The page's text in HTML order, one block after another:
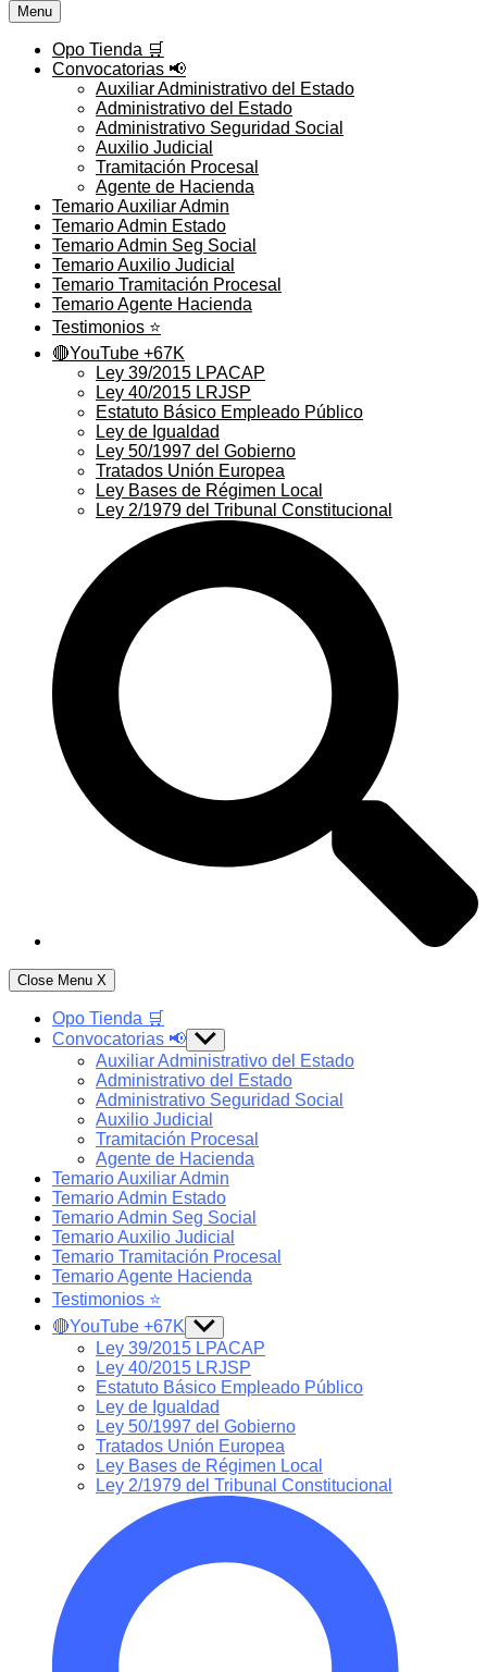
Menu
Opo Tienda 🛒
Convocatorias 📢
Auxiliar Administrativo del Estado
Administrativo del Estado
Administrativo Seguridad Social
Auxilio Judicial
Tramitación Procesal
Agente de Hacienda
Temario Auxiliar Admin
Temario Admin Estado
Temario Admin Seg Social
Temario Auxilio Judicial
Temario Tramitación Procesal
Temario Agente Hacienda
Testimonios ⭐️
🔴YouTube +67K
Ley 39/2015 LPACAP
Ley 40/2015 LRJSP
Estatuto Básico Empleado Público
Ley de Igualdad
Ley 50/1997 del Gobierno
Tratados Unión Europea
Ley Bases de Régimen Local
Ley 2/1979 del Tribunal Constitucional
Close Menu X
Opo Tienda 🛒
Convocatorias 📢 Show
sub
menu
Auxiliar Administrativo del Estado
Administrativo del Estado
Administrativo Seguridad Social
Auxilio Judicial
Tramitación Procesal
Agente de Hacienda
Temario Auxiliar Admin
Temario Admin Estado
Temario Admin Seg Social
Temario Auxilio Judicial
Temario Tramitación Procesal
Temario Agente Hacienda
Testimonios ⭐️
🔴YouTube +67K Show
sub
menu
Ley 39/2015 LPACAP
Ley 40/2015 LRJSP
Estatuto Básico Empleado Público
Ley de Igualdad
Ley 50/1997 del Gobierno
Tratados Unión Europea
Ley Bases de Régimen Local
Ley 2/1979 del Tribunal Constitucional